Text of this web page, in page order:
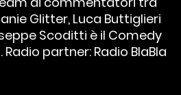
Glitter, Luca Buttiglieri
Scoditti è il Comedy
partner: Radio BlaBla